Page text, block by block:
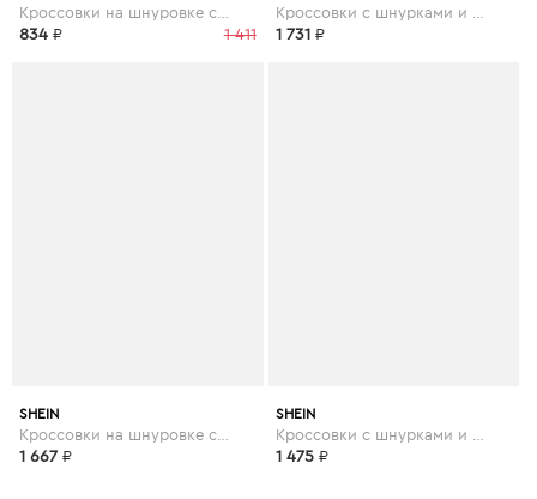
1 411
834 ₽ 1 731 ₽
SHEIN
1 667 ₽
SHEIN
1 475 ₽